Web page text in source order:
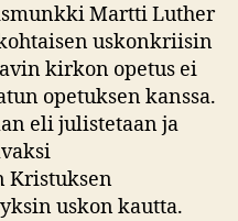
Martti Luther
uskonkriisin
kirkon opetus ei
opetuksen kanssa.
eli julistetaan ja
Kristuksen
uskon kautta.